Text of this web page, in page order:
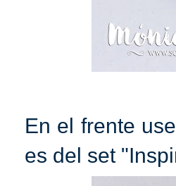
En el frente
es del set